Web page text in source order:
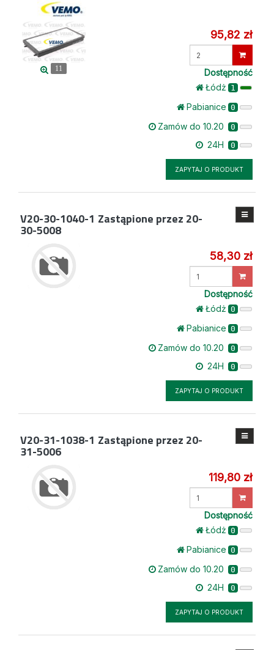
11
95,82 zł
Wprowadź
ilość
Dostępność
Łódż 1
Pabianice 0
Zamów do 10.20 0
24H 0
ZAPYTAJ O PRODUKT
V20-30-1040-1 Zastąpione przez 20-
30-5008
58,30 zł
Wprowadź
ilość
Dostępność
Łódż 0
Pabianice 0
Zamów do 10.20 0
24H 0
ZAPYTAJ O PRODUKT
V20-31-1038-1 Zastąpione przez 20-
31-5006
119,80 zł
Wprowadź
ilość
Dostępność
Łódż 0
Pabianice 0
Zamów do 10.20 0
24H 0
ZAPYTAJ O PRODUKT